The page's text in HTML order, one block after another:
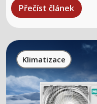
Přečíst článek
Klimatizace